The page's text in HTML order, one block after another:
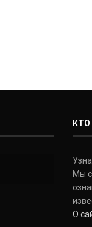
Мы
О